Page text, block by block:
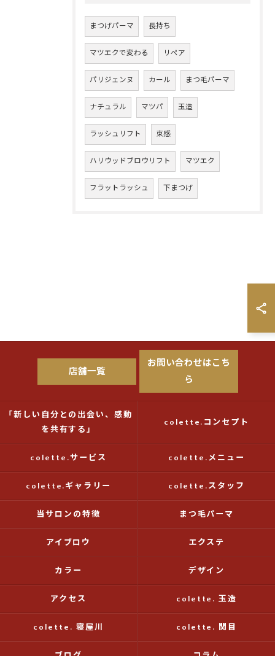
まつげパーマ 長持ち
マツエクで変わる リペア
パリジェンヌ カール まつ毛パーマ
ナチュラル マツパ 玉造
ラッシュリフト 束感
ハリウッドブロウリフト マツエク
フラットラッシュ 下まつげ
店舗一覧
お問い合わせはこち
ら
「新しい自分との出会い、感動
を共有する」
colette.コンセプト
colette.サービス colette.メニュー
colette.ギャラリー colette.スタッフ
当サロンの特徴 まつ毛パーマ
アイブロウ エクステ
カラー デザイン
アクセス colette. 玉造
colette. 寝屋川 colette. 関目